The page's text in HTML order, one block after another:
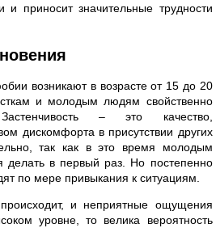
и приносит значительные трудности
возникают в возрасте от 15 до 20
и молодым людям свойственно
– это качество,
дискомфорта в присутствии других
так как в это время молодым
делать в первый раз. Но постепенно
по мере привыкания к ситуациям.
и неприятные ощущения
уровне, то велика вероятность